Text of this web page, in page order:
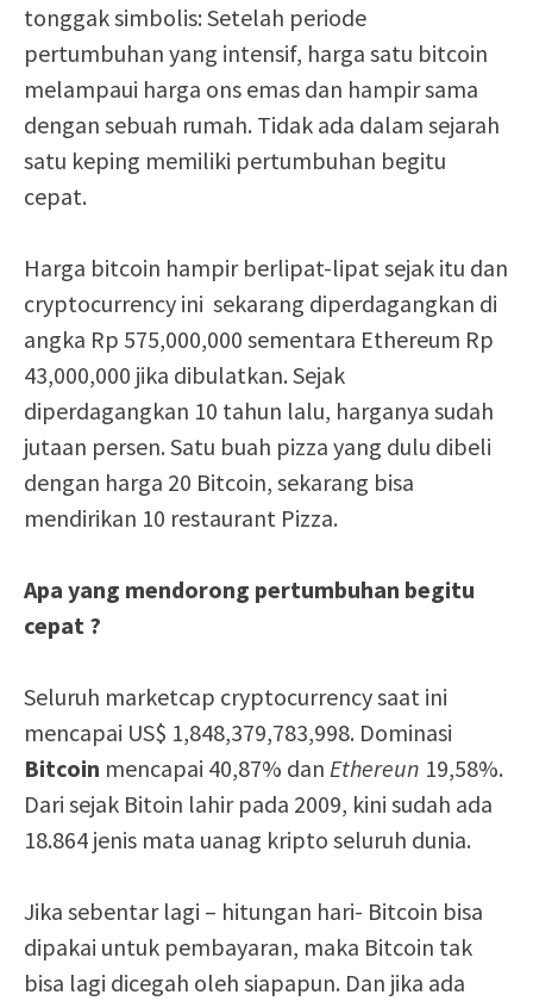
tonggak simbolis: Setelah periode
pertumbuhan yang intensif, harga satu bitcoin
melampaui harga ons emas dan hampir sama
dengan sebuah rumah. Tidak ada dalam sejarah
satu keping memiliki pertumbuhan begitu
cepat.
Harga bitcoin hampir berlipat-lipat sejak itu dan
cryptocurrency ini sekarang diperdagangkan di
angka Rp 575,000,000 sementara Ethereum Rp
43,000,000 jika dibulatkan. Sejak
diperdagangkan 10 tahun lalu, harganya sudah
jutaan persen. Satu buah pizza yang dulu dibeli
dengan harga 20 Bitcoin, sekarang bisa
mendirikan 10 restaurant Pizza.
Apa yang mendorong pertumbuhan begitu
cepat ?
Seluruh marketcap cryptocurrency saat ini
mencapai US$ 1,848,379,783,998. Dominasi
Bitcoin mencapai 40,87% dan Ethereun 19,58%.
Dari sejak Bitoin lahir pada 2009, kini sudah ada
18.864 jenis mata uanag kripto seluruh dunia.
Jika sebentar lagi – hitungan hari- Bitcoin bisa
dipakai untuk pembayaran, maka Bitcoin tak
bisa lagi dicegah oleh siapapun. Dan jika ada